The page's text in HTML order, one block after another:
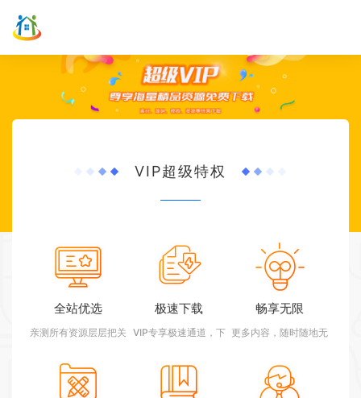
VIP超级特权
全站优选
亲测所有资源层层把关
极速下载
VIP专享极速通道，下
畅享无限
更多内容，随时随地无